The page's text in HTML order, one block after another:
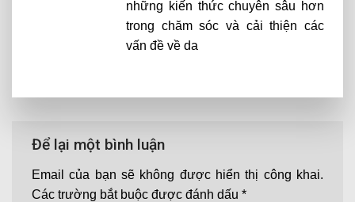
những kiến thức chuyên sâu hơn
trong chăm sóc và cải thiện các
vấn đề về da
Để lại một bình luận
Email của bạn sẽ không được hiển thị công khai.
Các trường bắt buộc được đánh dấu *